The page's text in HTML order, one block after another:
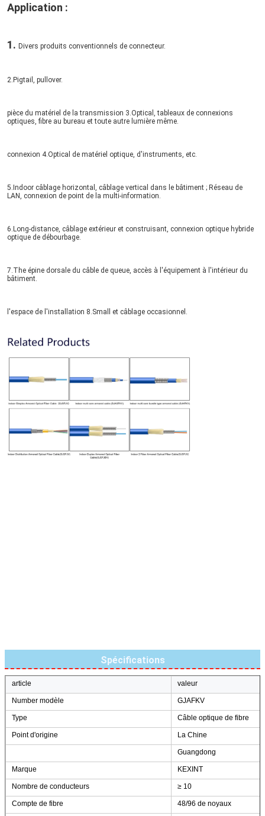
Application :
1. Divers produits conventionnels de connecteur.
2.Pigtail, pullover.
pièce du matériel de la transmission 3.Optical, tableaux de connexions
optiques, fibre au bureau et toute autre lumière même.
connexion 4.Optical de matériel optique, d'instruments, etc.
5.Indoor câblage horizontal, câblage vertical dans le bâtiment ; Réseau de
LAN, connexion de point de la multi-information.
6.Long-distance, câblage extérieur et construisant, connexion optique hybride
optique de débourbage.
7.The épine dorsale du câble de queue, accès à l'équipement à l'intérieur du
bâtiment.
l'espace de l'installation 8.Small et câblage occasionnel.
Spécifications
article valeur
Number modèle GJAFKV
Type Câble optique de fibre
Point d'origine La Chine
Guangdong
Marque KEXINT
Nombre de conducteurs ≥ 10
Compte de fibre 48/96 de noyaux